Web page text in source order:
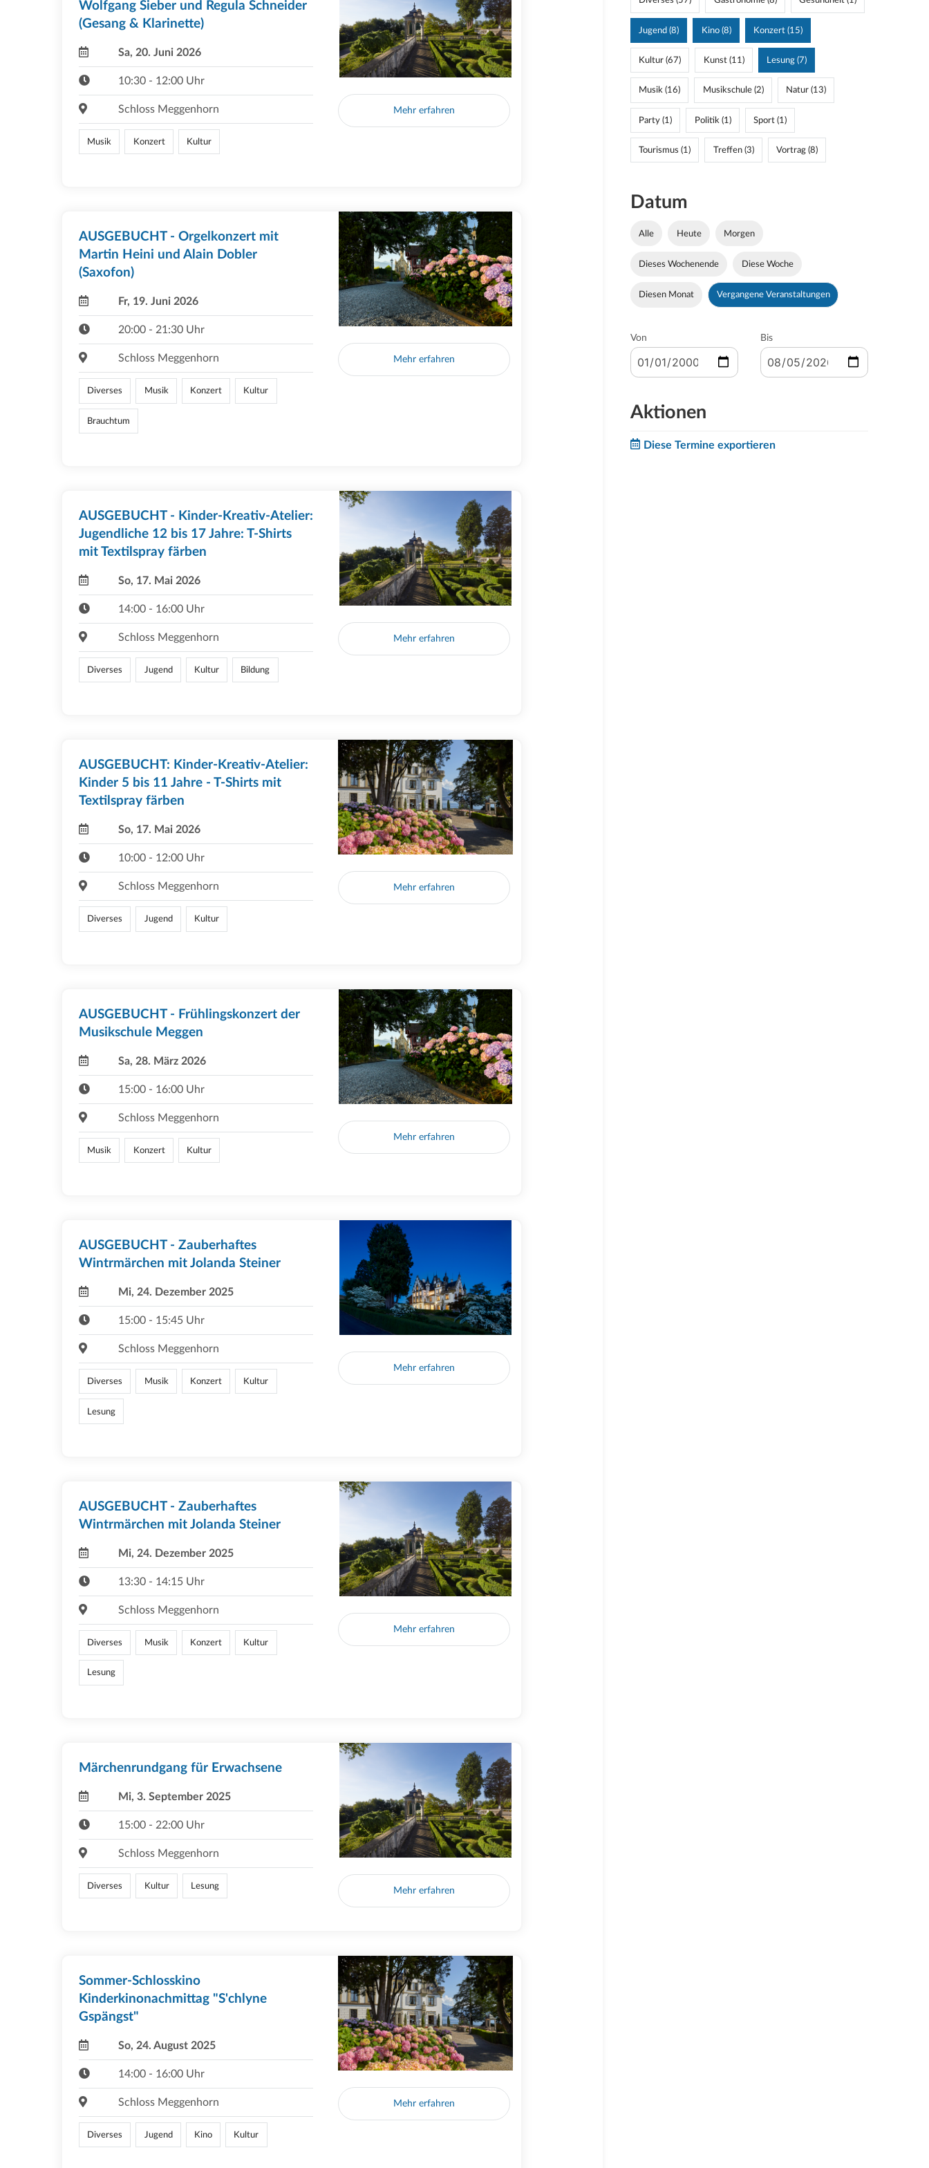
Wolfgang Sieber und Regula Schneider
(Gesang & Klarinette)
Sa, 20. Juni 2026
10:30 - 12:00 Uhr
Schloss Meggenhorn
Musik Konzert Kultur
Mehr erfahren
AUSGEBUCHT - Orgelkonzert mit
Martin Heini und Alain Dobler
(Saxofon)
Fr, 19. Juni 2026
20:00 - 21:30 Uhr
Schloss Meggenhorn
Diverses Musik Konzert Kultur
Brauchtum
Mehr erfahren
AUSGEBUCHT - Kinder-Kreativ-Atelier:
Jugendliche 12 bis 17 Jahre: T-Shirts
mit Textilspray färben
So, 17. Mai 2026
14:00 - 16:00 Uhr
Schloss Meggenhorn
Diverses Jugend Kultur Bildung
Mehr erfahren
AUSGEBUCHT: Kinder-Kreativ-Atelier:
Kinder 5 bis 11 Jahre - T-Shirts mit
Textilspray färben
So, 17. Mai 2026
10:00 - 12:00 Uhr
Schloss Meggenhorn
Diverses Jugend Kultur
Mehr erfahren
AUSGEBUCHT - Frühlingskonzert der
Musikschule Meggen
Sa, 28. März 2026
15:00 - 16:00 Uhr
Schloss Meggenhorn
Musik Konzert Kultur
Mehr erfahren
AUSGEBUCHT - Zauberhaftes
Wintrmärchen mit Jolanda Steiner
Mi, 24. Dezember 2025
15:00 - 15:45 Uhr
Schloss Meggenhorn
Diverses Musik Konzert Kultur
Lesung
Mehr erfahren
AUSGEBUCHT - Zauberhaftes
Wintrmärchen mit Jolanda Steiner
Mi, 24. Dezember 2025
13:30 - 14:15 Uhr
Schloss Meggenhorn
Diverses Musik Konzert Kultur
Lesung
Mehr erfahren
Märchenrundgang für Erwachsene
Mi, 3. September 2025
15:00 - 22:00 Uhr
Schloss Meggenhorn
Diverses Kultur Lesung Mehr erfahren
Sommer-Schlosskino
Kinderkinonachmittag "S'chlyne
Gspängst"
So, 24. August 2025
14:00 - 16:00 Uhr
Schloss Meggenhorn
Diverses Jugend Kino Kultur
Mehr erfahren
Jugend (8) Kino (8) Konzert (15)
Kultur (67) Kunst (11) Lesung (7)
Musik (16) Musikschule (2) Natur (13)
Party (1) Politik (1) Sport (1)
Tourismus (1) Treffen (3) Vortrag (8)
Datum
Alle Heute Morgen
Dieses Wochenende Diese Woche
Diesen Monat Vergangene Veranstaltungen
Von Bis
Aktionen
Diese Termine exportieren